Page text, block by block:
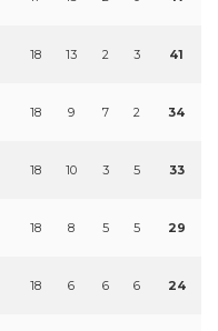
18 13 2 3 41
18 9 7 2 34
18 10 3 5 33
18 8 5 5 29
18 6 6 6 24